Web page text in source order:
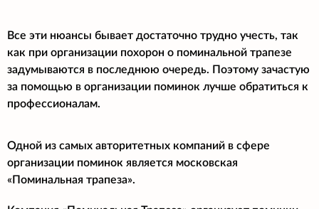
Все эти нюансы бывает достаточно трудно учесть, так
как при организации похорон о поминальной трапезе
задумываются в последнюю очередь. Поэтому зачастую
за помощью в организации поминок лучше обратиться к
профессионалам.
Одной из самых авторитетных компаний в сфере
организации поминок является московская
«Поминальная трапеза».